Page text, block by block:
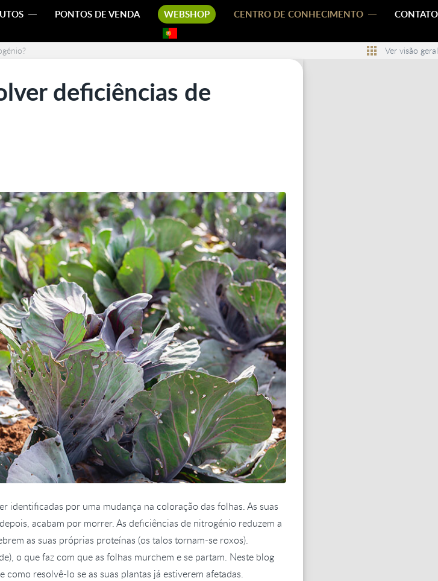
PONTOS DE VENDA WEBSHOP CENTRO DE CONHECIMENTO CONTATO
Ver visão geral
deficiências de
identificadas por uma mudança na coloração das folhas. As suas
acabam por morrer. As deficiências de nitrogénio reduzem a
as suas próprias proteínas (os talos tornam-se roxos).
o que faz com que as folhas murchem e se partam. Neste blog
resolvê-lo se as suas plantas já estiverem afetadas.